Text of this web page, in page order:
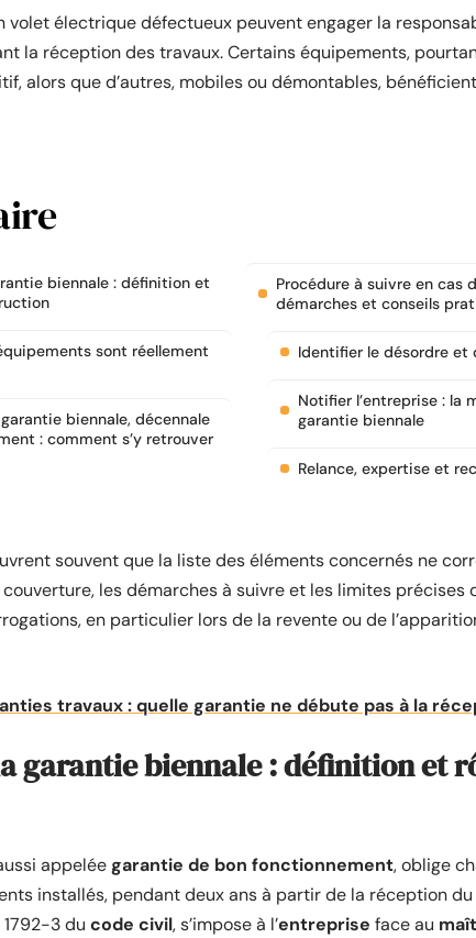
volet électrique défectueux peuvent engager la
la réception des travaux. Certains équipements,
alors que d’autres, mobiles ou démontables,
biennale : définition et
sont réellement
biennale, décennale
: comment s’y retrouver
Procédure à suivre en cas
démarches et conseils
Identifier le désordre et
Notifier l’entreprise : la
garantie biennale
Relance, expertise et
souvent que la liste des éléments concernés ne
couverture, les démarches à suivre et les limites
en particulier lors de la revente ou de
travaux : quelle garantie ne débute pas à la
garantie biennale : définition et
appeléegarantie de bon fonctionnement, oblige
installés, pendant deux ans à partir de la réception
3 du code civil, s’impose à l’entreprise face au